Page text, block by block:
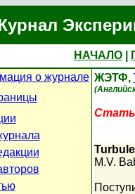
НАЧАЛО
о журнале ЖЭТФ,
M.V.